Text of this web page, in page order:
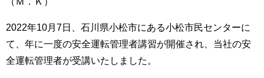
2022年10月7日、石川県小松市にある小松市民センターに
て、年に一度の安全運転管理者講習が開催され、当社の安
全運転管理者が受講いたしました。